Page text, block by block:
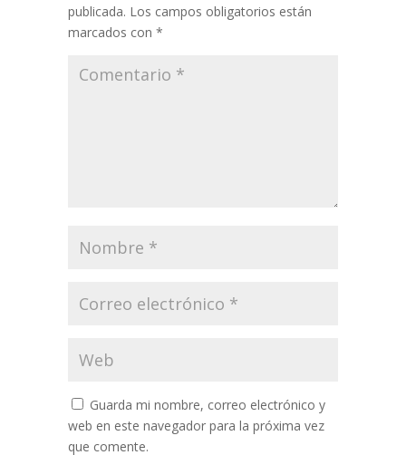
publicada. Los campos obligatorios están
marcados con *
Guarda mi nombre, correo electrónico y
web en este navegador para la próxima vez
que comente.